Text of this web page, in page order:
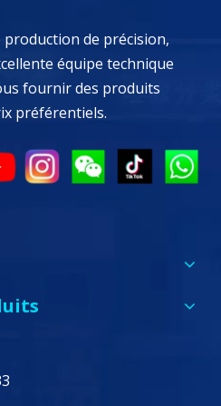
production de précision,
équipe technique
fournir des produits
préférentiels.